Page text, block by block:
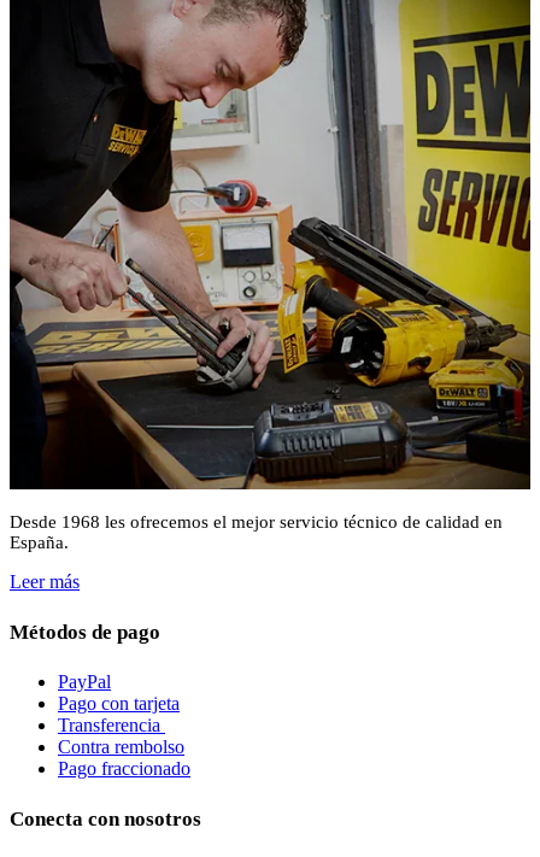
Desde 1968 les ofrecemos el mejor servicio técnico de calidad en
España.
Leer más
Métodos de pago
PayPal
Pago con tarjeta
Transferencia
Contra rembolso
Pago fraccionado
Conecta con nosotros